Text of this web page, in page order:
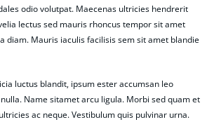
odio volutpat. Maecenas ultricies hendrerit
lectus sed mauris rhoncus tempor sit amet
diam. Mauris iaculis facilisis sem sit amet blandie
luctus blandit, ipsum ester accumsan leo
Name sitamet arcu ligula. Morbi sed quam et
ac neque. Vestibulum quis pulvinar urna.